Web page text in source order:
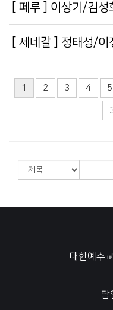
[ 페루 ] 이상기/김
[ 세네갈 ] 정태성/
1 2 3 4 5
대한예수
담